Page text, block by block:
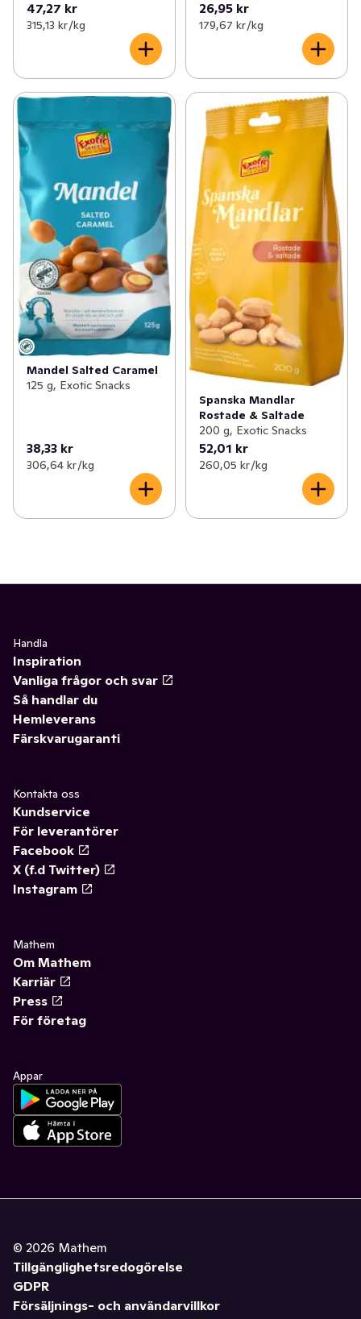
47,27 kr
315,13 kr /kg
26,95 kr
179,67 kr /kg
Mandel Salted Caramel
125 g, Exotic Snacks
38,33 kr
306,64 kr /kg
Spanska Mandlar
Rostade & Saltade
200 g, Exotic Snacks
52,01 kr
260,05 kr /kg
Handla
Inspiration
Vanliga frågor och svar
Så handlar du
Hemleverans
Färskvarugaranti
Kontakta oss
Kundservice
För leverantörer
Facebook
X (f.d Twitter)
Instagram
Mathem
Om Mathem
Karriär
Press
För företag
Appar
© 2026 Mathem
Tillgänglighetsredogörelse
GDPR
Försäljnings- och användarvillkor